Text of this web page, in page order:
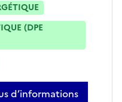
(DPE
d’informations